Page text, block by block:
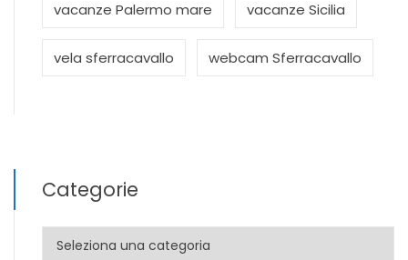
vacanze Palermo mare vacanze Sicilia
vela sferracavallo webcam Sferracavallo
Categorie
Categorie